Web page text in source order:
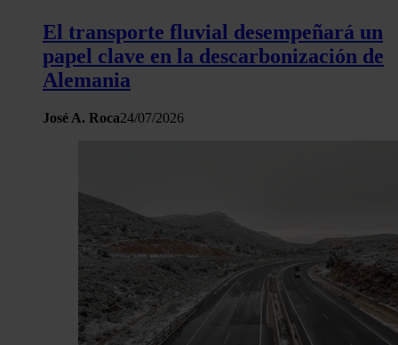
El transporte fluvial desempeñará un
papel clave en la descarbonización de
Alemania
José A. Roca24/07/2026